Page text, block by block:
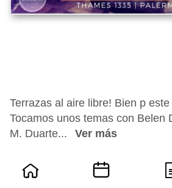
Terrazas al aire libre! Bien p
Tocamos unos temas con Belen
M. Duarte...
Ver más